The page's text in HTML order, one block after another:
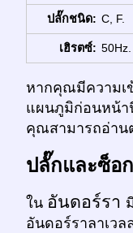
ปลั๊กชนิด: C, F.
เฮิรตซ์: 50Hz.
หากคุณมีความเ
แผนภูมิก่อนหน้
คุณสามารถอ่า
ปลั๊กและซ็อ
ใน อันดอร์รา
อันดอร์ราลาเวล